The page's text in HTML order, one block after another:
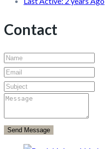
Contact
Send Message